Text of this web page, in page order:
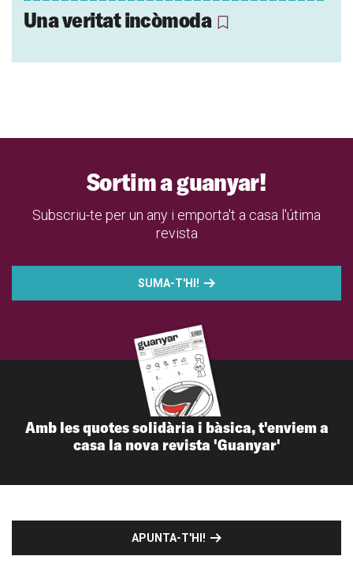
Una veritat incòmoda
Sortim a guanyar!
Subscriu-te per un any i emporta't a casa l'útima
revista
SUMA-T'HI!
Amb les quotes solidària i bàsica, t'enviem a
casa la nova revista 'Guanyar'
APUNTA-T'HI!